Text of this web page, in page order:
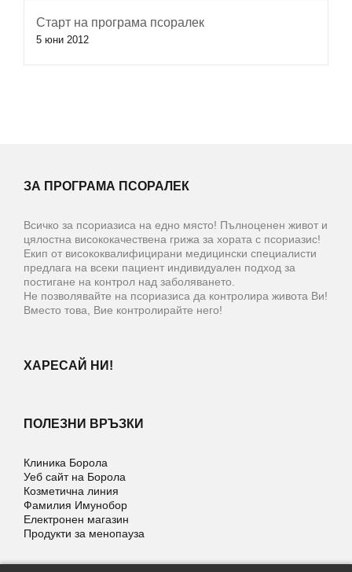
Старт на програма псоралек
5 юни 2012
ЗА ПРОГРАМА ПСОРАЛЕК
Всичко за псориазиса на едно място! Пълноценен живот и
цялостна висококачествена грижа за хората с псориазис!
Екип от висококвалифицирани медицински специалисти
предлага на всеки пациент индивидуален подход за
постигане на контрол над заболяването.
Не позволявайте на псориазиса да контролира живота Ви!
Вместо това, Вие контролирайте него!
ХАРЕСАЙ НИ!
ПОЛЕЗНИ ВРЪЗКИ
Клиника Борола
Уеб сайт на Борола
Козметична линия
Фамилия Имунобор
Електронен магазин
Продукти за менопауза